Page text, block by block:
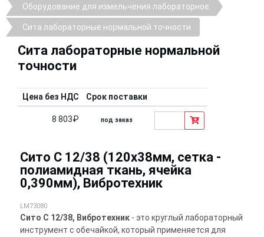
Оборудование для измельчения лабораторное
Сита лабораторные нормальной точности
Сита лабораторные нормальной
точности
Цена без НДС Срок поставки
8 803₽ под заказ
Сито С 12/38 (120х38мм, сетка -
полиамидная ткань, ячейка
0,390мм), Вибротехник
LM73080
Сито С 12/38, Вибротехник - это круглый лабораторный
инструмент с обечайкой, который применяется для